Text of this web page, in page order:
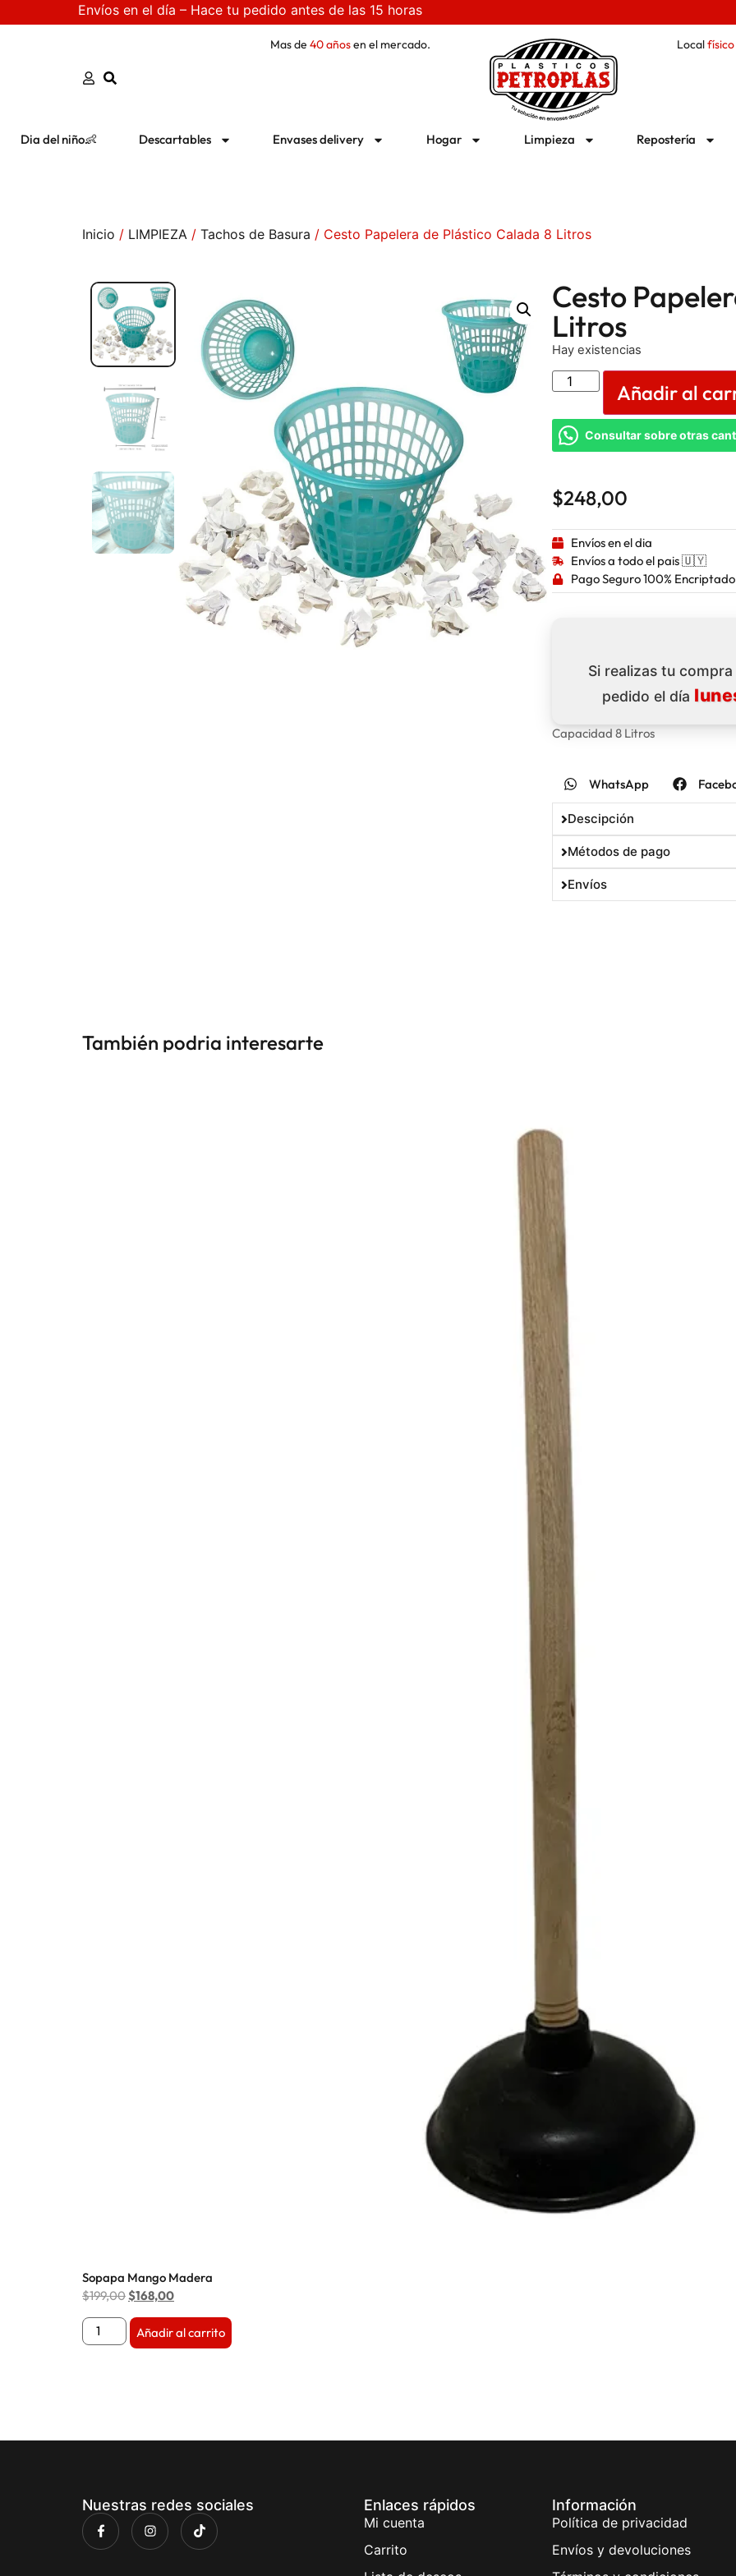
Envíos en el día – Hace tu pedido antes de las 15 horas
Mas de 40 añosen el mercado. Localfísico
Dia del niño👶 Descartables Envases delivery Hogar Limpieza Repostería
Inicio / LIMPIEZA / Tachos de Basura / Cesto Papelera de Plástico Calada 8 Litros
Cesto
Litros
Hay existencias
Añadir al
Consultar sobre otras
$248,00
Envíos en el dia
Envíos a todo el pais 🇺🇾
Pago Seguro 100% Encriptado
Si realizas tu
pedido el día
Capacidad 8 Litros
WhatsApp
Descipción
Métodos de pago
Envíos
También podria interesarte
Sopapa Mango Madera
$199,00$168,00
Añadir al carrito
Nuestras redes sociales Enlaces rápidos
Mi cuenta
Carrito
Información
Política de privacidad
Envíos y devoluciones
10% OFF
En tu primera compra
Utilizá el cupón
DESCUENTOBIENVENIDA
para obtener un descuento del 10%. Solo podés usarlo una vez. No
acumulable con otras promociones.